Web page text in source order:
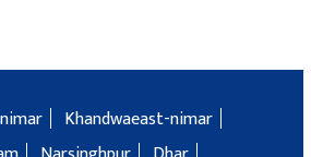
Khandwaeast-nimar